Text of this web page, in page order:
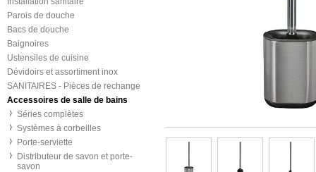
Parois de douche
Bacs de douche
Baignoires
Ustensiles de cuisine
Dévidoirs et assortiment inox
SANITAIRES - Pièces de rechange
Accessoires de salle de bains
Séries complètes
Systèmes à corbeilles
Porte-serviette
Distributeur de savon et porte-
savon